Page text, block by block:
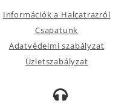
Információk a Halcatrazról
Csapatunk
Adatvédelmi szabályzat
Üzletszabályzat